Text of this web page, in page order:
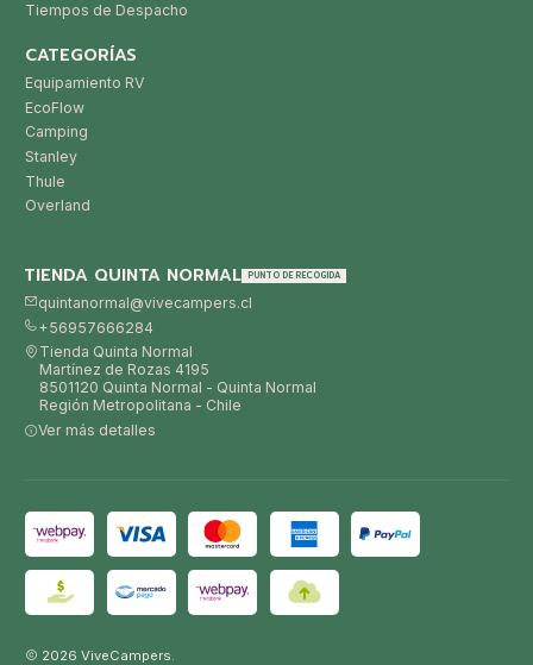
Tiempos de Despacho
CATEGORÍAS
Equipamiento RV
EcoFlow
Camping
Stanley
Thule
Overland
TIENDA QUINTA NORMAL PUNTO DE RECOGIDA
quintanormal@vivecampers.cl
+56957666284
Tienda Quinta Normal
Martínez de Rozas 4195
8501120 Quinta Normal - Quinta Normal
Región Metropolitana - Chile
Ver más detalles
2026 ViveCampers.